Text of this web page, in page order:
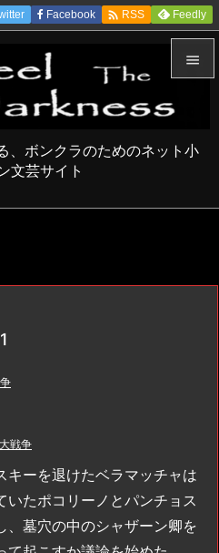
、ボンクラのためのネット小
文芸サイト



Facebook  RSS Feedly
戦争
キーを退けたベラマッチャは
いたポコリーノとパンチョス
墓穴の中のシャザーン卿を